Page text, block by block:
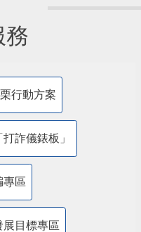
務
行動方案
詐儀錶板」
專區
展目標專區